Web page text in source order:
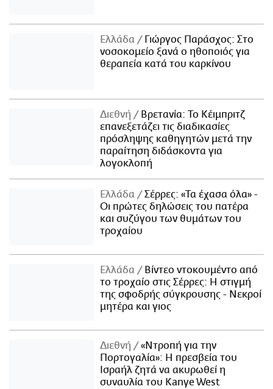
Ελλάδα
Γιώργος Παράσχος: Στο
νοσοκομείο ξανά ο ηθοποιός για
θεραπεία κατά του καρκίνου
Διεθνή
Βρετανία: Το Κέιμπριτζ
επανεξετάζει τις διαδικασίες
πρόσληψης καθηγητών μετά την
παραίτηση διδάσκοντα για
λογοκλοπή
Ελλάδα
Σέρρες: «Τα έχασα όλα» -
Οι πρώτες δηλώσεις του πατέρα
και συζύγου των θυμάτων του
τροχαίου
Ελλάδα
Βίντεο ντοκουμέντο από
το τροχαίο στις Σέρρες: Η στιγμή
της σφοδρής σύγκρουσης - Νεκροί
μητέρα και γιος
Διεθνή
«Ντροπή για την
Πορτογαλία»: Η πρεσβεία του
Ισραήλ ζητά να ακυρωθεί η
συναυλία του Kanye West